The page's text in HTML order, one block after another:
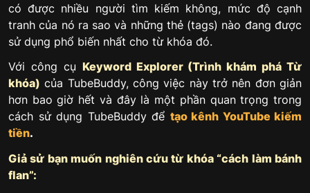
có được nhiều người tìm kiếm không, mức độ cạnh
tranh của nó ra sao và những thẻ (tags) nào đang được
sử dụng phổ biến nhất cho từ khóa đó.
Với công cụ Keyword Explorer (Trình khám phá Từ
khóa) của TubeBuddy, công việc này trở nên đơn giản
hơn bao giờ hết và đây là một phần quan trọng trong
cách sử dụng TubeBuddy để tạo kênh YouTube kiếm
tiền.
Giả sử bạn muốn nghiên cứu từ khóa “cách làm bánh
flan”: